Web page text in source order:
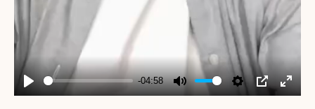
Play
-04:58
Mute SettingsPIP
Enter